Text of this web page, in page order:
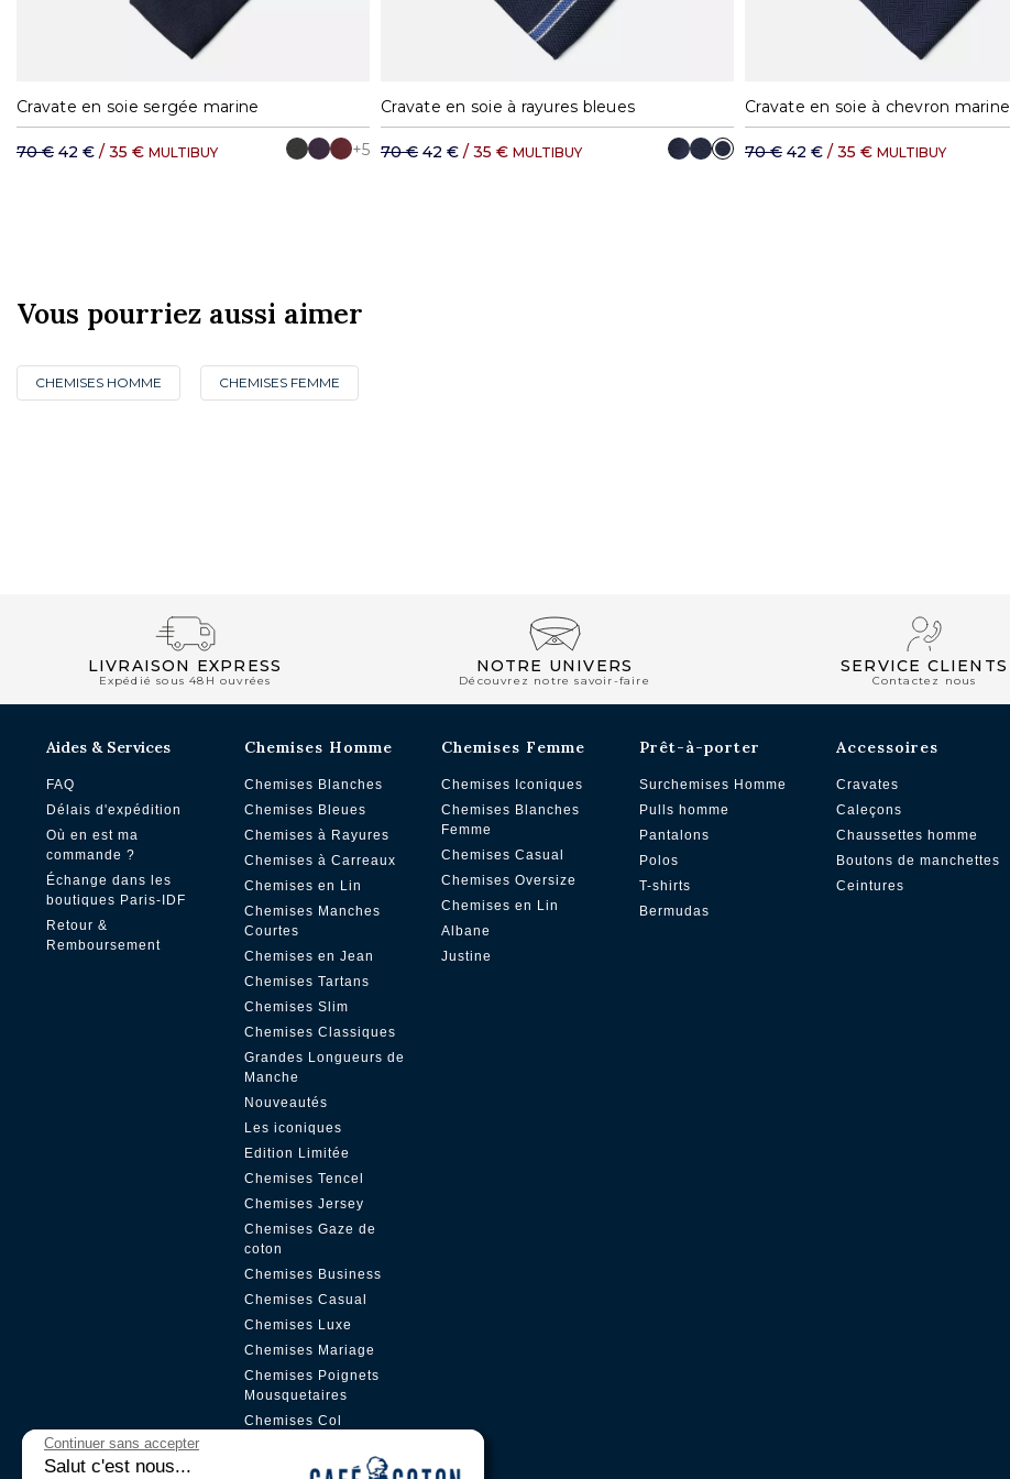
Cravate en soie sergée marine
70 € 42 € / 35 € MULTIBUY +5
Cravate en soie à rayures bleues
70 € 42 € / 35 € MULTIBUY
Cravate en soie à chevron marine
70 € 42 € / 35 € MULTIBUY
Vous pourriez aussi aimer
CHEMISES HOMME CHEMISES FEMME
LIVRAISON EXPRESS
Expédié sous 48H ouvrées
NOTRE UNIVERS
Découvrez notre savoir-faire
SERVICE CLIENTS
Contactez nous
Aides & Services
FAQ
Délais d'expédition
Où en est ma
commande ?
Échange dans les
boutiques Paris-IDF
Retour &
Remboursement
Chemises Homme
Chemises Blanches
Chemises Bleues
Chemises à Rayures
Chemises à Carreaux
Chemises en Lin
Chemises Manches
Courtes
Chemises en Jean
Chemises Tartans
Chemises Slim
Chemises Classiques
Grandes Longueurs de
Manche
Nouveautés
Les iconiques
Edition Limitée
Chemises Tencel
Chemises Jersey
Chemises Gaze de
coton
Chemises Business
Chemises Casual
Chemises Luxe
Chemises Mariage
Chemises Poignets
Mousquetaires
Chemises Col
Chemises Col Mao
Chemises Femme
Chemises Iconiques
Chemises Blanches
Femme
Chemises Casual
Chemises Oversize
Chemises en Lin
Albane
Justine
Prêt-à-porter
Surchemises Homme
Pulls homme
Pantalons
Polos
T-shirts
Bermudas
Accessoires
Cravates
Caleçons
Chaussettes homme
Boutons de manchettes
Ceintures
Continuer sans accepter
Salut c'est nous...